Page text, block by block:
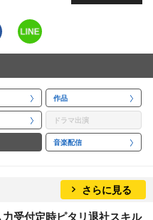
作品
ドラマ出演
音楽配信
さらに見る
受付定時ピタリ退社スキル